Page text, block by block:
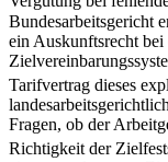
Bundesarbeitsgericht
ein Auskunftsrecht
Tarifvertrag dieses
Fragen, ob der
Richtigkeit der